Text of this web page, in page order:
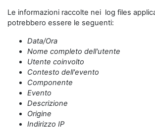
Le informazioni raccolte nei log files
potrebbero essere le seguenti:
Data/Ora
Nome completo dell'utente
Utente coinvolto
Contesto dell'evento
Componente
Evento
Descrizione
Origine
Indirizzo IP